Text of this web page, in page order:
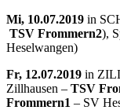
Mi, 10.07.2019 in
TSV Frommern2),
Heselwangen)
Fr, 12.07.2019 in
Zillhausen – TSV
Frommern1 – SV